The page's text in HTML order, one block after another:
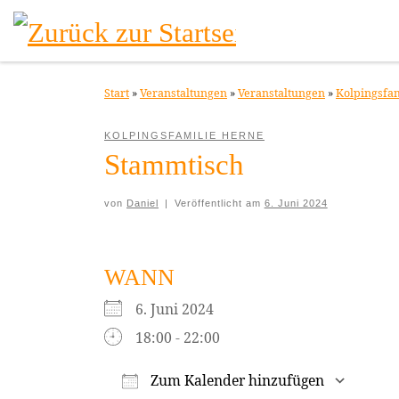
Zum Inhalt springen
Start »Veranstaltungen »Veranstaltungen »
KOLPINGSFAMILIE HERNE
Stammtisch
von Daniel | Veröffentlicht am 6. Juni 2024
WANN
6. Juni 2024
18:00 - 22:00
Zum Kalender hinzufügen